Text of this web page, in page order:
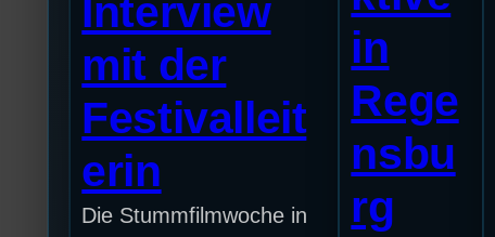
Interview
mit der
Festivalleit
erin
Die Stummfilmwoche in
in
Rege
nsbu
rg